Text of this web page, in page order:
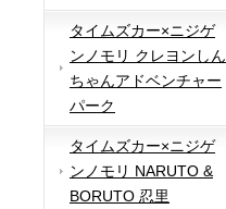
タイムズカー×ニジゲ
ンノモリ クレヨンしん
ちゃんアドベンチャー
パーク
タイムズカー×ニジゲ
ンノモリ NARUTO &
BORUTO 忍里